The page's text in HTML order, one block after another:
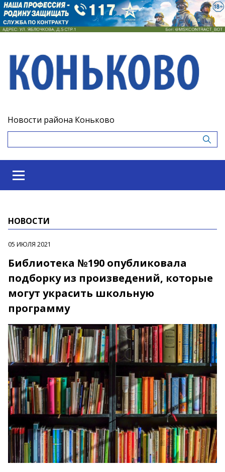
Новости района Коньково
НОВОСТИ
05 ИЮЛЯ 2021
Библиотека №190 опубликовала
подборку из произведений, которые
могут украсить школьную
программу